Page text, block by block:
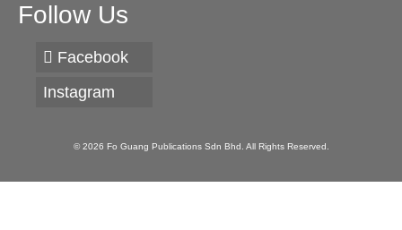
Follow Us
Facebook
Instagram
© 2026 Fo Guang Publications Sdn Bhd. All Rights Reserved.